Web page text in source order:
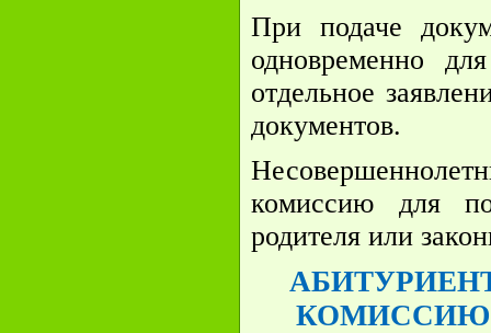
При подаче
одновременно
отдельное
документов.
комиссию для
родителя или